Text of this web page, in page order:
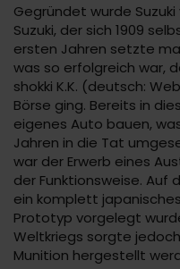
Gegründet wurde
Suzuki, der sich 1909
ersten Jahren setzte
was so erfolgreich war,
shokki K.K. (deutsch:
Börse ging. Bereits in
eigenes Auto bauen,
Jahren in die Tat
war der Erwerb eines
der Funktionsweise. Auf
ein komplett
Prototyp vorgelegt
Weltkriegs sorgte
Munition hergestellt